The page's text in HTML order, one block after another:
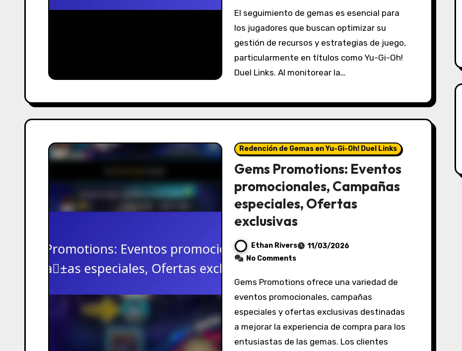
El seguimiento de gemas es esencial para
los jugadores que buscan optimizar su
gestión de recursos y estrategias de juego,
particularmente en títulos como Yu-Gi-Oh!
Duel Links. Al monitorear la…
Redención de Gemas en Yu-Gi-Oh! Duel Links
Gems Promotions: Eventos
promocionales, Campañas
especiales, Ofertas
exclusivas
Ethan Rivers
11/03/2026
No Comments
Gems Promotions ofrece una variedad de
eventos promocionales, campañas
especiales y ofertas exclusivas destinadas
a mejorar la experiencia de compra para los
entusiastas de las gemas. Los clientes